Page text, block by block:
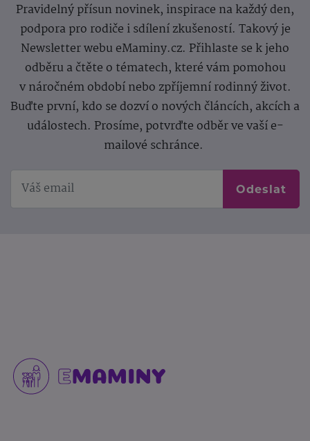
Pravidelný přísun novinek, inspirace na každý den,
podpora pro rodiče i sdílení zkušeností. Takový je
Newsletter webu eMaminy.cz. Přihlaste se k jeho
odběru a čtěte o tématech, které vám pomohou
v náročném období nebo zpříjemní rodinný život.
Buďte první, kdo se dozví o nových článcích, akcích a
událostech. Prosíme, potvrďte odběr ve vaší e-
mailové schránce.
Odeslat